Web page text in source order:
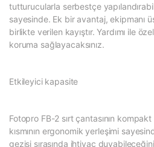
tutturucularla serbestçe
sayesinde. Ek bir avantaj, ekipmanı
birlikte verilen kayıştır. Yardımı ile
koruma sağlayacaksınız.
Etkileyici kapasite
Fotopro FB-2 sırt çantasının
kısmının ergonomik yerleşimi
gezisi sırasında ihtiyaç